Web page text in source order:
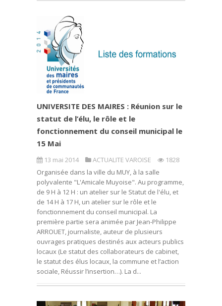
UNIVERSITE DES MAIRES : Réunion sur le
statut de l’élu, le rôle et le
fonctionnement du conseil municipal le
15 Mai
13 mai 2014 ACTUALITE VAROISE
1828
Organisée dans la ville du MUY, à la salle
polyvalente "L'Amicale Muyoise". Au programme,
de 9 H à 12 H : un atelier sur le Statut de l'élu, et
de 14 H à 17 H, un atelier sur le rôle et le
fonctionnement du conseil municipal. La
première partie sera animée par Jean-Philippe
ARROUET, journaliste, auteur de plusieurs
ouvrages pratiques destinés aux acteurs publics
locaux (Le statut des collaborateurs de cabinet,
le statut des élus locaux, la commune et l’action
sociale, Réussir l’insertion…). La d...